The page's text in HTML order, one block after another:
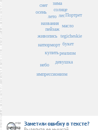
пейзаж
названия
живопись
лето
натюрморт
купить
солнце
лес
зима
осень
букет
масло
снег
tegicheskie
реализм
небо
импрессионизм
Портрет
девушка